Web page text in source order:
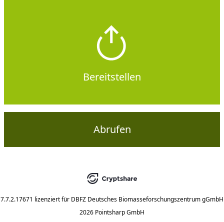
Bereitstellen
Abrufen
7.7.2.17671 lizenziert für DBFZ Deutsches Biomasseforschungszentrum gGmbH
2026 Pointsharp GmbH